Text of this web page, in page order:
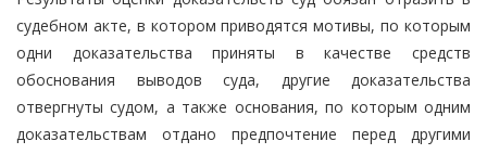
судебном акте, в котором приводятся мотивы, по которым
одни доказательства приняты в качестве средств
обоснования выводов суда, другие доказательства
отвергнуты судом, а также основания, по которым одним
доказательствам отдано предпочтение перед другими